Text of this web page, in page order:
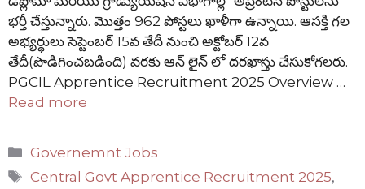
భర్తీ చేస్తున్నారు. మొత్తం 962 పోస్టలు ఖాళీగా ఉన్నాయి. ఆసక్తి గల
అభ్యర్థులు సెప్టెంబర్ 15వ తేదీ నుంచి అక్టోబర్ 12వ
తేదీ(పొడిగించబడింది) వరకు ఆన్ లైన్ లో దరఖాస్తు చేసుకోగలరు.
PGCIL Apprentice Recruitment 2025 Overview …
Read more
Categories
Governemnt Jobs
Tags
Central Govt Apprentice Recruitment 2025,